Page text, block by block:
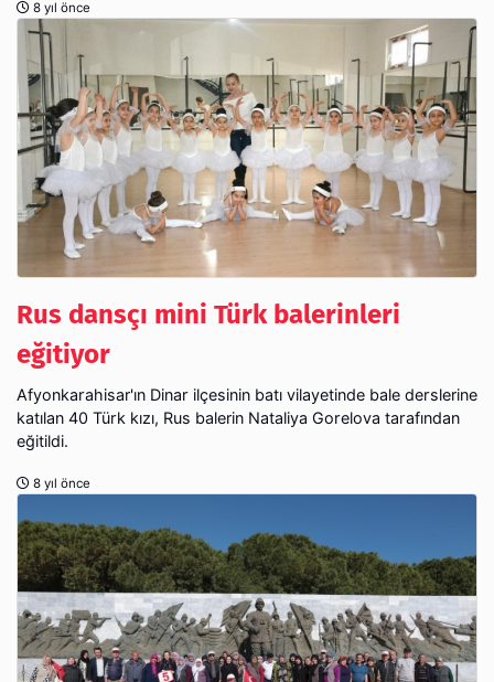
8 yıl önce
Rus dansçı mini Türk balerinleri
eğitiyor
Afyonkarahisar'ın Dinar ilçesinin batı vilayetinde bale derslerine
katılan 40 Türk kızı, Rus balerin Nataliya Gorelova tarafından
eğitildi.
8 yıl önce